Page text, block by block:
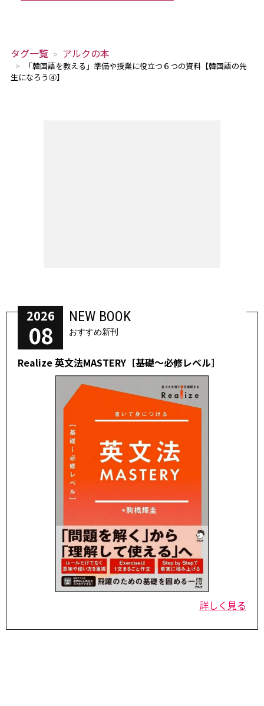
タグ一覧 アルクの本
「韓国語を教える」準備や授業に役立つ６つの資料【韓国語の先
生になろう④】
2026
08
NEW BOOK
おすすめ新刊
Realize 英文法MASTERY［基礎～必修レベル］
詳しく見る